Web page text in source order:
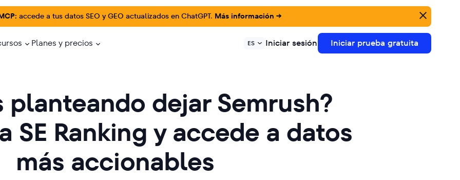
accede a tus datos SEO y GEO actualizados en ChatGPT. Más información →
Planes y precios ES Iniciar sesión Iniciar prueba gratuita
planteando dejar Semrush?
SE Ranking y accede a datos
más accionables